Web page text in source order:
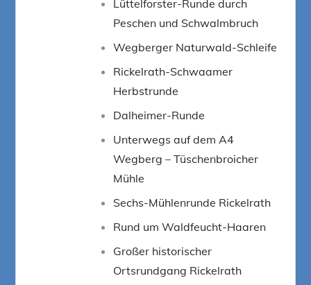
Lüttelforster-Runde durch
Peschen und Schwalmbruch
Wegberger Naturwald-Schleife
Rickelrath-Schwaamer
Herbstrunde
Dalheimer-Runde
Unterwegs auf dem A4
Wegberg – Tüschenbroicher
Mühle
Sechs-Mühlenrunde Rickelrath
Rund um Waldfeucht-Haaren
Großer historischer
Ortsrundgang Rickelrath